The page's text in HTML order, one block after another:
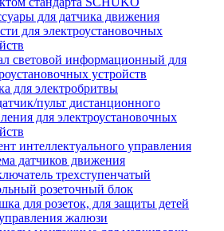
для датчика движения
для электроустановочных
световой информационный для
устройств
для электробритвы
пульт дистанционного
для электроустановочных
интеллектуального управления
датчиков движения
трехступенчатый
розеточный блок
для розеток, для защиты детей
жалюзи